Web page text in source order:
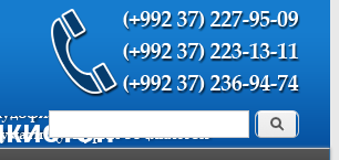
Форма поиска Поиск